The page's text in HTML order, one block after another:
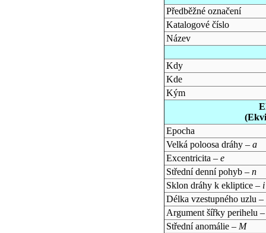
Předběžné označení
Katalogové číslo
Název
Kdy
Kde
Kým
Epocha
Velká poloosa dráhy – a
Excentricita – e
Střední denní pohyb – n
Sklon dráhy k ekliptice – i
Délka vzestupného uzlu –
Argument šířky perihelu
Střední anomálie – M